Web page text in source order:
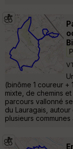
(binôme 1 coureur +
mixte, de chemins
parcours vallonné
du Lauragais,
plusieurs